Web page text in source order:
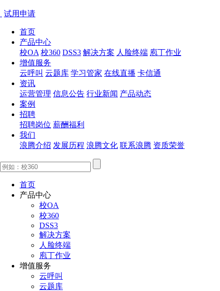
试用申请
首页
产品中心
校OA 校360 DSS3 解决方案 人脸终端 庖丁作业
增值服务
云呼叫 云题库 学习管家 在线直播 卡信通
资讯
运营管理 信息公告 行业新闻 产品动态
案例
招聘
招聘岗位 薪酬福利
我们
浪腾介绍 发展历程 浪腾文化 联系浪腾 资质荣誉
首页
产品中心
校OA
校360
DSS3
解决方案
人脸终端
庖丁作业
增值服务
云呼叫
云题库